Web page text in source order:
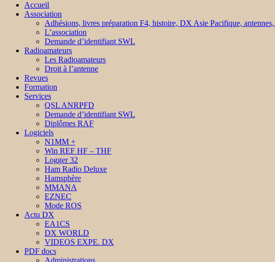
Accueil
Association
Adhésions, livres préparation F4, histoire, DX Asie Pacifique,
L’association
Demande d’identifiant SWL
Radioamateurs
Les Radioamateurs
Droit à l’antenne
Revues
Formation
Services
QSL ANRPFD
Demande d’identifiant SWL
Diplômes RAF
Logiciels
N1MM +
Win REF HF – THF
Logger 32
Ham Radio Deluxe
Hamsphère
MMANA
EZNEC
Mode ROS
Actu DX
EA1CS
DX WORLD
VIDEOS EXPE. DX
PDF docs
Administrations